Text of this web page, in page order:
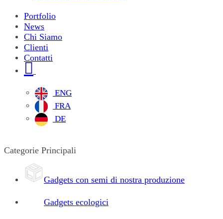
Portfolio
News
Chi Siamo
Clienti
Contatti
ENG
FRA
DE
Categorie Principali
Gadgets con semi di nostra produzione
Gadgets ecologici